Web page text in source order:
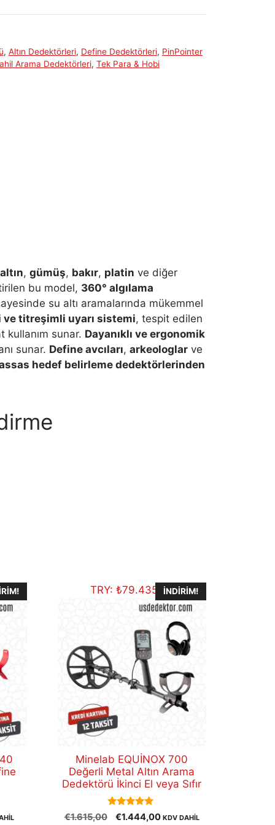
, Altın Dedektörleri, Define Dedektörleri, PinPointer
Arama Dedektörleri, Tek Para & Hobi
altın, gümüş, bakır, platin ve diğer
bu model, 360° algılama
su altı aramalarında mükemmel
ve titreşimli uyarı sistemi, tespit edilen
kullanım sunar. Dayanıklı ve ergonomik
sunar. Define avcıları, arkeologlar ve
hedef belirleme dedektörlerinden
TRY:₺79.435,88İNDIRIM!
Minelab EQUİNOX 700
Değerli Metal Altın Arama
Dedektörü İkinci El veya Sıfır
5.00
out of 5
€1.615,00
Orijinal
€1.444,00Şu
KDV DAHİL